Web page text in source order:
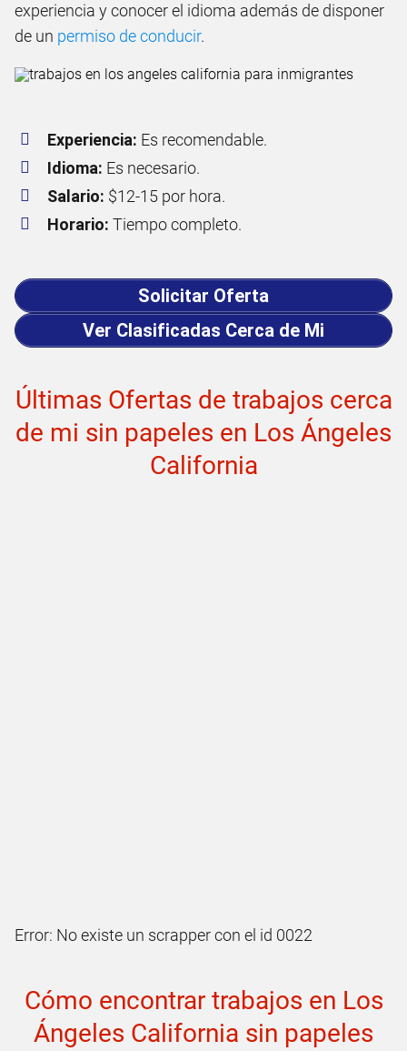
experiencia y conocer el idioma además de disponer
de un permiso de conducir.
Experiencia: Es recomendable.
Idioma: Es necesario.
Salario: $12-15 por hora.
Horario: Tiempo completo.
Solicitar Oferta
Ver Clasificadas Cerca de Mi
Últimas Ofertas de trabajos cerca
de mi sin papeles en Los Ángeles
California
Error: No existe un scrapper con el id 0022
Cómo encontrar trabajos en Los
Ángeles California sin papeles